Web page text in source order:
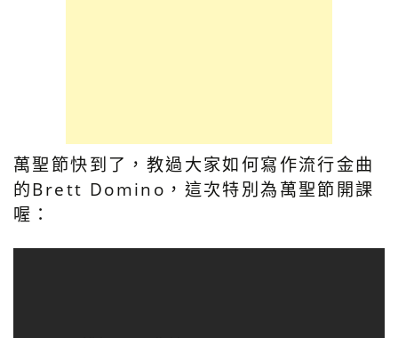
萬聖節快到了，教過大家如何寫作流行金曲
的Brett Domino，這次特別為萬聖節開課
喔：